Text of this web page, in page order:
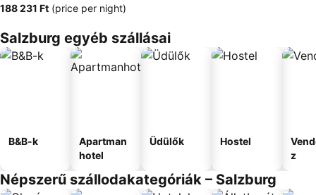
‎188 231 Ft (price per night)
Salzburg egyéb szállásai
B&B-k
Apartman
hotel
Üdülők Hostel
z
Népszerű szállodakategóriák – Salzburg